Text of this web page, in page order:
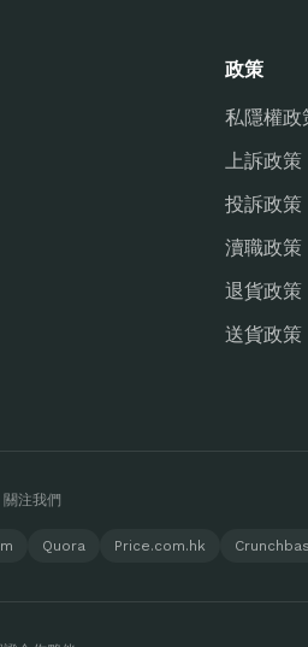
政策
私隱權政
上訴政策
投訴政策
瀆職政策
退貨政策
送貨政策
關注我們
Quora Price.com.hk